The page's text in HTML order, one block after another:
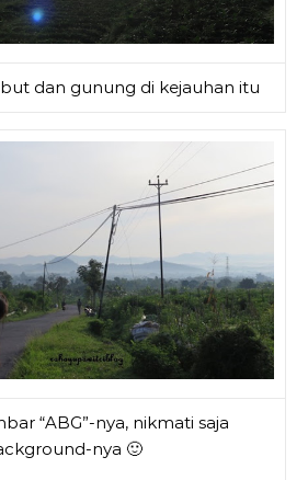
dan gunung di kejauhan itu
“ABG”-nya, nikmati saja
nya 🙂